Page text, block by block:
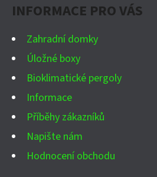
INFORMACE PRO VÁS
Zahradní domky
Úložné boxy
Bioklimatické pergoly
Informace
Příběhy zákazníků
Napište nám
Hodnocení obchodu